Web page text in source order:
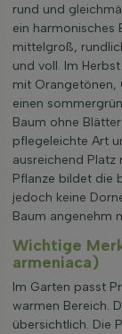
rund und
ein harmonisches
mittelgroß,
und voll. Im
mit Orangetönen,
einen
Baum ohne
pflegeleichte Art
ausreichend Platz
Pflanze bildet die
jedoch keine
Baum angenehm
Wichtige
armeniaca)
Im Garten passt
warmen Bereich.
übersichtlich. Die